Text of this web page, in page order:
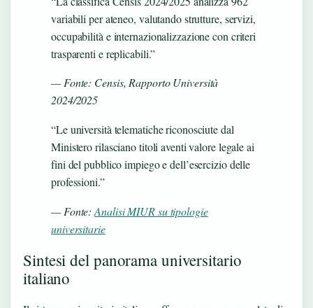
variabili per ateneo, valutando strutture, servizi,
occupabilità e internazionalizzazione con criteri
trasparenti e replicabili.”
— Fonte: Censis, Rapporto Università
2024/2025
“Le università telematiche riconosciute dal
Ministero rilasciano titoli aventi valore legale ai
fini del pubblico impiego e dell’esercizio delle
professioni.”
— Fonte:Analisi MIUR su tipologie
universitarie
Sintesi del panorama universitario
italiano